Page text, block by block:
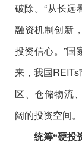
破除。“从长远
融资机制创新
投资信心。”国
来，我国
区、仓储物流
阔的投资空间。
统筹“硬投